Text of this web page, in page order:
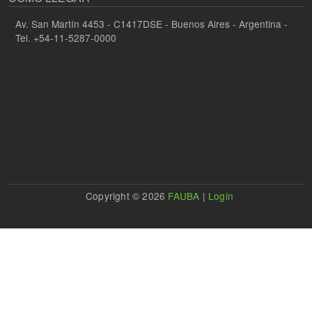
Av. San Martín 4453 - C1417DSE - Buenos Aires - Argentina -
Tel. +54-11-5287-0000
Copyright © 2026 FAUBA | Login